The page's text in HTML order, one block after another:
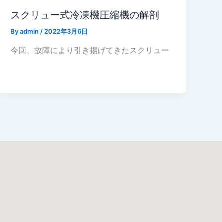
スクリュー式冷凍機圧縮機の解剖
Byadmin / 2022年3月6日
今回、故障により引き揚げてきたスクリュー